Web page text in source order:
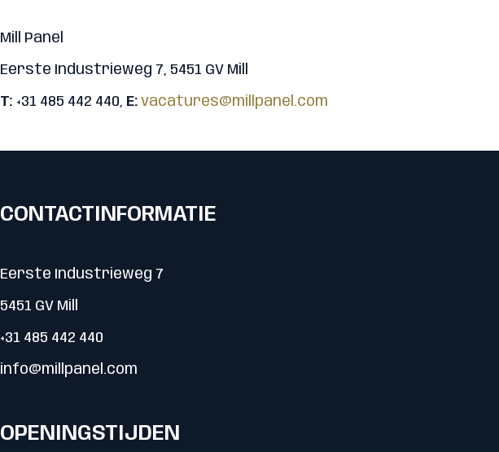
Mill Panel
Eerste Industrieweg 7, 5451 GV Mill
T: +31 485 442 440, E: vacatures@millpanel.com
CONTACTINFORMATIE
Eerste Industrieweg 7
5451 GV Mill
+31 485 442 440
info@millpanel.com
OPENINGSTIJDEN